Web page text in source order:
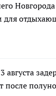
Новгорода
после